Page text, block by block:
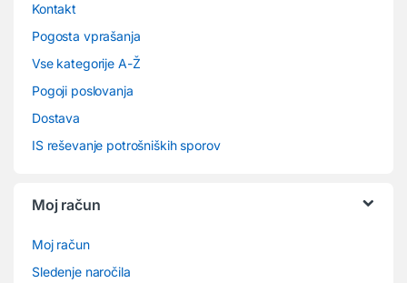
Kontakt
Pogosta vprašanja
Vse kategorije A-Ž
Pogoji poslovanja
Dostava
IS reševanje potrošniških sporov
Moj račun
Moj račun
Sledenje naročila